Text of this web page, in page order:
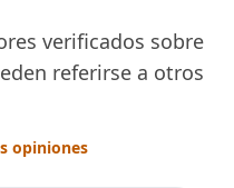
verificados sobre
referirse a otros
opiniones